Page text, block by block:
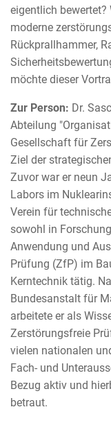
eigentlich bewertet?
moderne
Rückprallhammer,
möchte dieser
Zur Person: Dr.
Abteilung
Gesellschaft für
Ziel der
Zuvor war er neun
Labors im
Verein für
sowohl in
Anwendung und
Prüfung (ZfP) im
Kerntechnik tätig.
Bundesanstalt für
arbeitete er als
Zerstörungsfreie
vielen nationalen
Fach- und
Bezug aktiv und
betraut.